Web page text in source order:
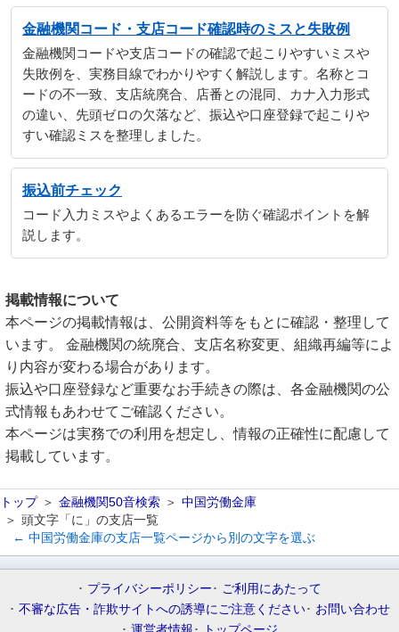
金融機関コード・支店コード確認時のミスと失敗例
金融機関コードや支店コードの確認で起こりやすいミスや
失敗例を、実務目線でわかりやすく解説します。名称とコ
ードの不一致、支店統廃合、店番との混同、カナ入力形式
の違い、先頭ゼロの欠落など、振込や口座登録で起こりや
すい確認ミスを整理しました。
振込前チェック
コード入力ミスやよくあるエラーを防ぐ確認ポイントを解
説します。
掲載情報について
本ページの掲載情報は、公開資料等をもとに確認・整理して
います。 金融機関の統廃合、支店名称変更、組織再編等によ
り内容が変わる場合があります。
振込や口座登録など重要なお手続きの際は、各金融機関の公
式情報もあわせてご確認ください。
本ページは実務での利用を想定し、情報の正確性に配慮して
掲載しています。
トップ 金融機関50音検索
中国労働金庫
頭文字「に」の支店一覧
← 中国労働金庫の支店一覧ページから別の文字を選ぶ
プライバシーポリシー
ご利用にあたって
不審な広告・詐欺サイトへの誘導にご注意ください
お問い合わせ